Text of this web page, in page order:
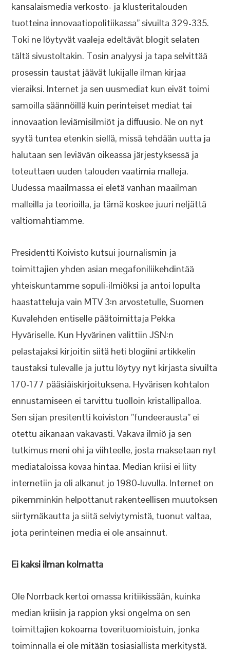
kansalaismedia verkosto- ja klusteritalouden
tuotteina innovaatiopolitiikassa” sivuilta 329-335.
Toki ne löytyvät vaaleja edeltävät blogit selaten
tältä sivustoltakin. Tosin analyysi ja tapa selvittää
prosessin taustat jäävät lukijalle ilman kirjaa
vieraiksi. Internet ja sen uusmediat kun eivät toimi
samoilla säännöillä kuin perinteiset mediat tai
innovaation leviämisilmiöt ja diffuusio. Ne on nyt
syytä tuntea etenkin siellä, missä tehdään uutta ja
halutaan sen leviävän oikeassa järjestyksessä ja
toteuttaen uuden talouden vaatimia malleja.
Uudessa maailmassa ei eletä vanhan maailman
malleilla ja teorioilla, ja tämä koskee juuri neljättä
valtiomahtiamme.
Presidentti Koivisto kutsui journalismin ja
toimittajien yhden asian megafoniliikehdintää
yhteiskuntamme sopuli-ilmiöksi ja antoi lopulta
haastatteluja vain MTV 3:n arvostetulle, Suomen
Kuvalehden entiselle päätoimittaja Pekka
Hyväriselle. Kun Hyvärinen valittiin JSN:n
pelastajaksi kirjoitin siitä heti blogiini artikkelin
taustaksi tulevalle ja juttu löytyy nyt kirjasta sivuilta
170-177 pääsiäiskirjoituksena. Hyvärisen kohtalon
ennustamiseen ei tarvittu tuolloin kristallipalloa.
Sen sijan presitentti koiviston ”fundeerausta” ei
otettu aikanaan vakavasti. Vakava ilmiö ja sen
tutkimus meni ohi ja viihteelle, josta maksetaan nyt
mediataloissa kovaa hintaa. Median kriisi ei liity
internetiin ja oli alkanut jo 1980-luvulla. Internet on
pikemminkin helpottanut rakenteellisen muutoksen
siirtymäkautta ja siitä selviytymistä, tuonut valtaa,
jota perinteinen media ei ole ansainnut.
Ei kaksi ilman kolmatta
Ole Norrback kertoi omassa kritiikissään, kuinka
median kriisin ja rappion yksi ongelma on sen
toimittajien kokoama toverituomioistuin, jonka
toiminnalla ei ole mitään tosiasiallista merkitystä.